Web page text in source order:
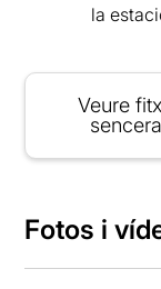
la
Veure
sencera
Fotos i